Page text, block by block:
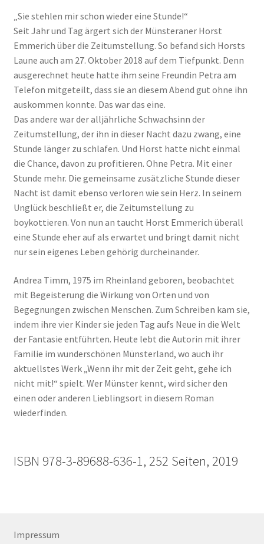
„Sie stehlen mir schon wieder eine Stunde!“
Seit Jahr und Tag ärgert sich der Münsteraner Horst
Emmerich über die Zeit­umstellung. So befand sich Horsts
Laune auch am 27. Oktober 2018 auf dem Tiefpunkt. Denn
ausgerechnet heute hatte ihm seine Freundin Petra am
Telefon mitgeteilt, dass sie an diesem Abend gut ohne ihn
auskommen konnte. Das war das eine.
Das andere war der alljährliche Schwachsinn der
Zeitumstellung, der ihn in dieser Nacht dazu zwang, eine
Stunde länger zu schlafen. Und Horst hatte nicht einmal
die Chance, davon zu profitieren. Ohne Petra. Mit einer
Stunde mehr. Die gemeinsame zusätzliche Stunde dieser
Nacht ist damit ebenso verloren wie sein Herz. In seinem
Unglück beschließt er, die Zeitumstellung zu
boykottieren. Von nun an taucht Horst Emmerich überall
eine Stunde eher auf als erwartet und bringt damit nicht
nur sein eigenes Leben gehörig durch­einander.
Andrea Timm, 1975 im Rheinland geboren, beobachtet
mit Begeisterung die Wirkung von Orten und von
Begegnungen zwischen Menschen. Zum Schreiben kam sie,
indem ihre vier Kinder sie jeden Tag aufs Neue in die Welt
der Fantasie entführten. Heute lebt die Autorin mit ihrer
Familie im wunderschönen Münsterland, wo auch ihr
aktuellstes Werk „Wenn ihr mit der Zeit geht, gehe ich
nicht mit!“ spielt. Wer Münster kennt, wird sicher den
einen oder anderen Lieblingsort in diesem Roman
wiederfinden.
ISBN 978-3-89688-636-1, 252 Seiten, 2019
Impressum